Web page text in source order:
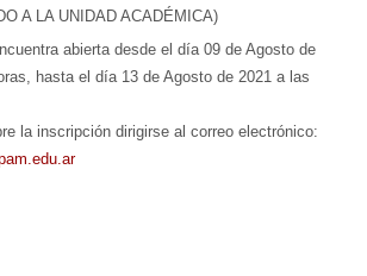
A LA UNIDAD ACADÉMICA)
abierta desde el día 09 de Agosto de
hasta el día 13 de Agosto de 2021 a las
la inscripción dirigirse al correo electrónico: